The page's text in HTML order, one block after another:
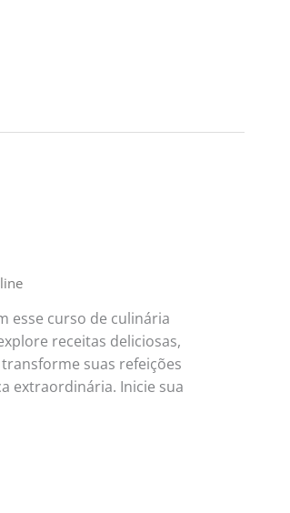
esse curso de culinária
receitas deliciosas,
suas refeições
extraordinária. Inicie sua